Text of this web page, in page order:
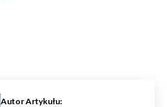
Autor Artykułu: